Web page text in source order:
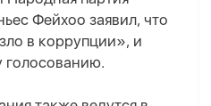
Фейхоо заявил, что
в коррупции», и
голосованию.